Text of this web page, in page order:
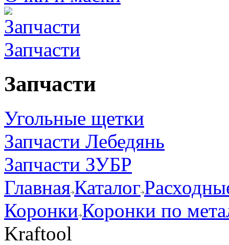
Запчасти
Запчасти
Угольные щетки
Запчасти Лебедянь
Запчасти ЗУБР
ГлавнаяКаталог
Коронки Коронки по
Kraftool